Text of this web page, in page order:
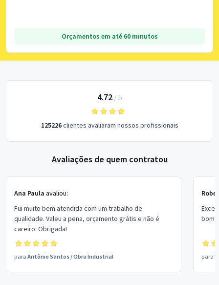
Orçamentos em até 60 minutos
4.72/ 5
125226clientes avaliaram nossos profissionais
Avaliações de quem contratou
Ana Paula avaliou:
Fui muito bem atendida com um trabalho de
qualidade. Valeu a pena, orçamento grátis e não é
careiro. Obrigada!
para Antônio Santos /Obra Industrial
bom
para